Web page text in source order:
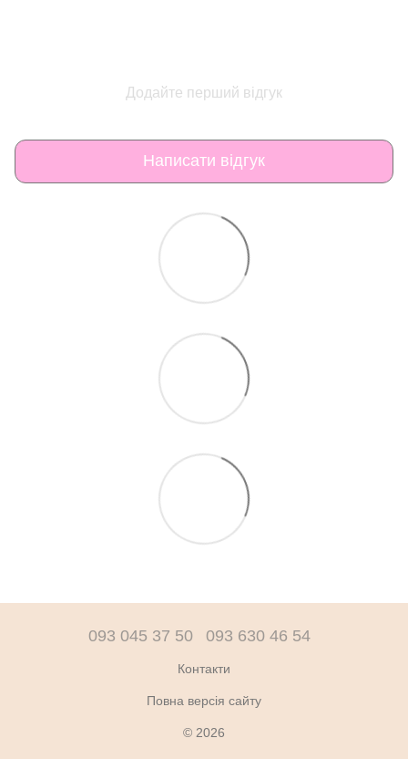
Додайте перший відгук
Написати відгук
093 045 37 50 093 630 46 54
Контакти
Повна версія сайту
© 2026